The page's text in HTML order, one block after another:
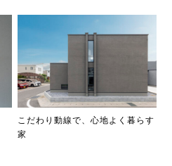
こだわり動線で、心地よく暮らす
家